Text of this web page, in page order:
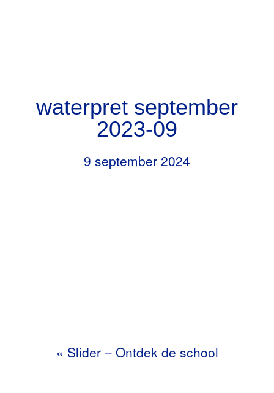
inhoud
waterpret september
2023-09
9 september 2024
« Slider – Ontdek de school